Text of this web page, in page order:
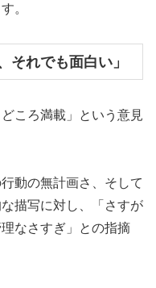
。
それでも面白い」
ころ満載」という意見
動の無計画さ、そして
描写に対し、「さすが
なさすぎ」との指摘